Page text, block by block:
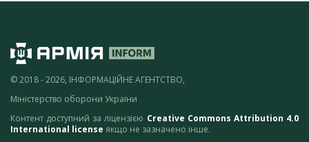
© 2018 - 2026, ІНФОРМАЦІЙНЕ АГЕНТСТВО,
Міністерство оборони України
Контент доступний за ліцензією Creative Commons Attribution 4.0
International license якщо не зазначено інше.